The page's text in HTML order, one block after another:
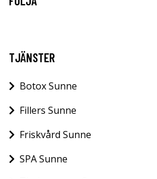
TJÄNSTER
Botox Sunne
Fillers Sunne
Friskvård Sunne
SPA Sunne